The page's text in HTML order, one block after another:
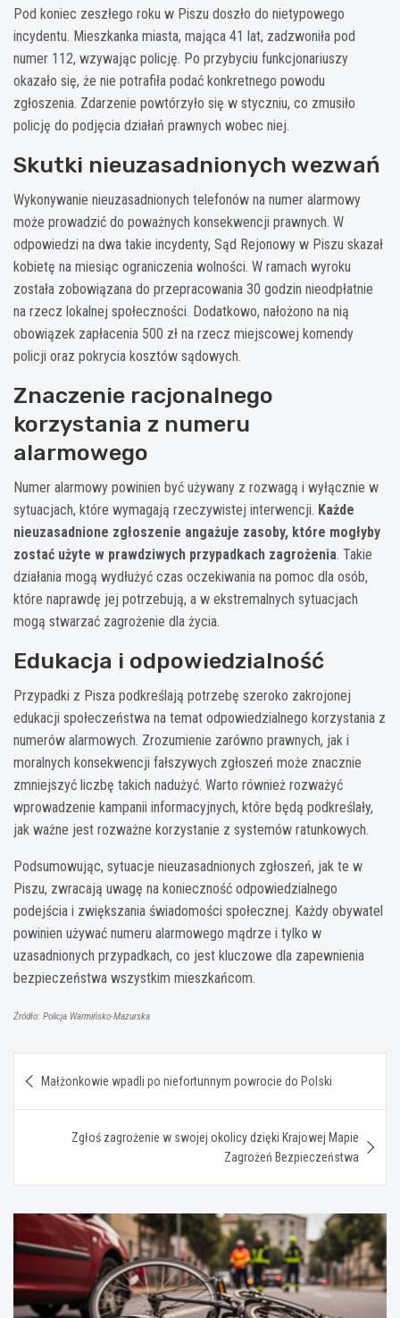
Pod koniec zeszłego roku w Piszu doszło do nietypowego
incydentu. Mieszkanka miasta, mająca 41 lat, zadzwoniła pod
numer 112, wzywając policję. Po przybyciu funkcjonariuszy
okazało się, że nie potrafiła podać konkretnego powodu
zgłoszenia. Zdarzenie powtórzyło się w styczniu, co zmusiło
policję do podjęcia działań prawnych wobec niej.
Skutki nieuzasadnionych wezwań
Wykonywanie nieuzasadnionych telefonów na numer alarmowy
może prowadzić do poważnych konsekwencji prawnych. W
odpowiedzi na dwa takie incydenty, Sąd Rejonowy w Piszu skazał
kobietę na miesiąc ograniczenia wolności. W ramach wyroku
została zobowiązana do przepracowania 30 godzin nieodpłatnie
na rzecz lokalnej społeczności. Dodatkowo, nałożono na nią
obowiązek zapłacenia 500 zł na rzecz miejscowej komendy
policji oraz pokrycia kosztów sądowych.
Znaczenie racjonalnego
korzystania z numeru
alarmowego
Numer alarmowy powinien być używany z rozwagą i wyłącznie w
sytuacjach, które wymagają rzeczywistej interwencji. Każde
nieuzasadnione zgłoszenie angażuje zasoby, które mogłyby
zostać użyte w prawdziwych przypadkach zagrożenia. Takie
działania mogą wydłużyć czas oczekiwania na pomoc dla osób,
które naprawdę jej potrzebują, a w ekstremalnych sytuacjach
mogą stwarzać zagrożenie dla życia.
Edukacja i odpowiedzialność
Przypadki z Pisza podkreślają potrzebę szeroko zakrojonej
edukacji społeczeństwa na temat odpowiedzialnego korzystania z
numerów alarmowych. Zrozumienie zarówno prawnych, jak i
moralnych konsekwencji fałszywych zgłoszeń może znacznie
zmniejszyć liczbę takich nadużyć. Warto również rozważyć
wprowadzenie kampanii informacyjnych, które będą podkreślały,
jak ważne jest rozważne korzystanie z systemów ratunkowych.
Podsumowując, sytuacje nieuzasadnionych zgłoszeń, jak te w
Piszu, zwracają uwagę na konieczność odpowiedzialnego
podejścia i zwiększania świadomości społecznej. Każdy obywatel
powinien używać numeru alarmowego mądrze i tylko w
uzasadnionych przypadkach, co jest kluczowe dla zapewnienia
bezpieczeństwa wszystkim mieszkańcom.
Źródło: Policja Warmińsko-Mazurska
wpisu
Małżonkowie wpadli po niefortunnym powrocie do Polski
Zgłoś zagrożenie w swojej okolicy dzięki Krajowej Mapie
Zagrożeń Bezpieczeństwa